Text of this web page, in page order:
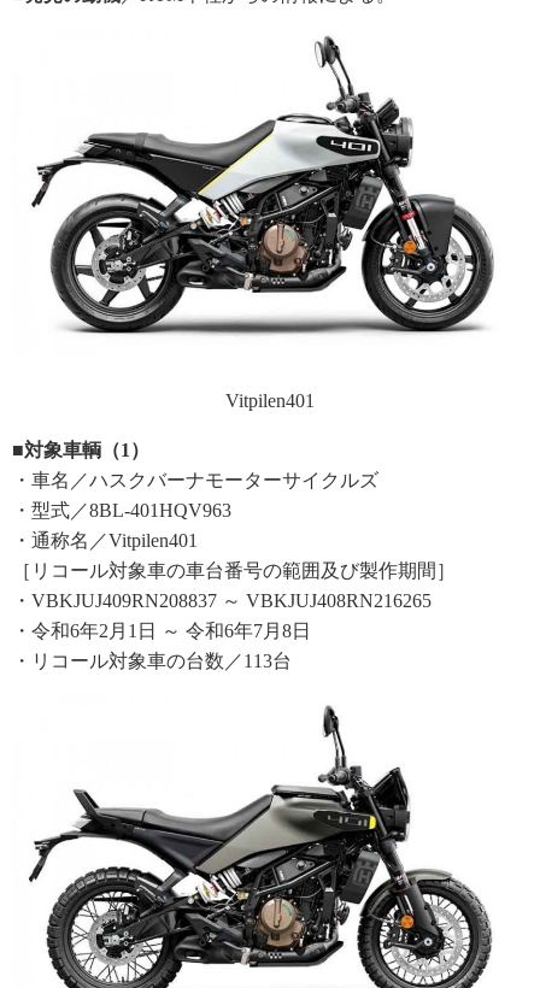
Vitpilen401
■対象車輌（1）
・車名／ハスクバーナモーターサイクルズ
・型式／8BL-401HQV963
・通称名／Vitpilen401
［リコール対象車の車台番号の範囲及び製作期間］
・VBKJUJ409RN208837 ～ VBKJUJ408RN216265
・令和6年2月1日 ～ 令和6年7月8日
・リコール対象車の台数／113台